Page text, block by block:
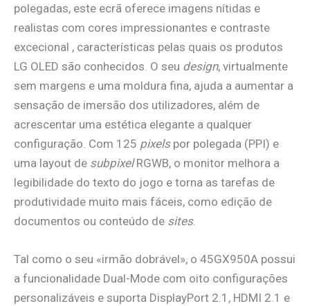
polegadas, este ecrã oferece imagens nítidas e
realistas com cores impressionantes e contraste
excecional , características pelas quais os produtos
LG OLED são conhecidos. O seu design, virtualmente
sem margens e uma moldura fina, ajuda a aumentar a
sensação de imersão dos utilizadores, além de
acrescentar uma estética elegante a qualquer
configuração. Com 125 pixelspor polegada (PPI) e
uma layout de subpixelRGWB, o monitor melhora a
legibilidade do texto do jogo e torna as tarefas de
produtividade muito mais fáceis, como edição de
documentos ou conteúdo de sites.
Tal como o seu «irmão dobrável», o 45GX950A possui
a funcionalidade Dual-Mode com oito configurações
personalizáveis e suporta DisplayPort 2.1, HDMI 2.1 e